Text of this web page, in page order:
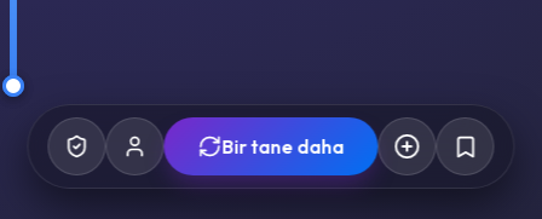
Bir tane daha